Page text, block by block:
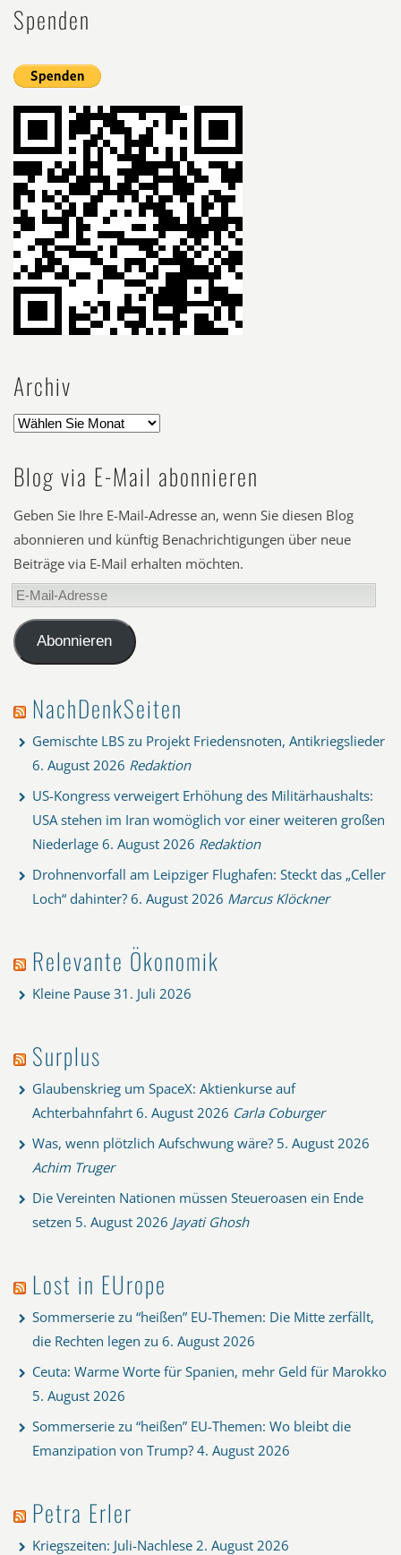
Spenden
Archiv
Blog via E-Mail abonnieren
Geben Sie Ihre E-Mail-Adresse an, wenn Sie diesen Blog
abonnieren und künftig Benachrichtigungen über neue
Beiträge via E-Mail erhalten möchten.
E-
Mail-
AdresseAbonnieren
NachDenkSeiten
Gemischte LBS zu Projekt Friedensnoten, Antikriegslieder
6. August 2026 Redaktion
US-Kongress verweigert Erhöhung des Militärhaushalts:
USA stehen im Iran womöglich vor einer weiteren großen
Niederlage 6. August 2026 Redaktion
Drohnenvorfall am Leipziger Flughafen: Steckt das „Celler
Loch“ dahinter? 6. August 2026 Marcus Klöckner
Relevante Ökonomik
Kleine Pause 31. Juli 2026
Surplus
Glaubenskrieg um SpaceX: Aktienkurse auf
Achterbahnfahrt 6. August 2026 Carla Coburger
Was, wenn plötzlich Aufschwung wäre? 5. August 2026
Achim Truger
Die Vereinten Nationen müssen Steueroasen ein Ende
setzen 5. August 2026 Jayati Ghosh
Lost in EUrope
Sommerserie zu “heißen” EU-Themen: Die Mitte zerfällt,
die Rechten legen zu 6. August 2026
Ceuta: Warme Worte für Spanien, mehr Geld für Marokko
5. August 2026
Sommerserie zu “heißen” EU-Themen: Wo bleibt die
Emanzipation von Trump? 4. August 2026
Petra Erler
Kriegszeiten: Juli-Nachlese 2. August 2026